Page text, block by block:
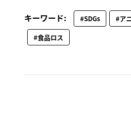
キーワード: #SDGs
#ア
#食品ロス